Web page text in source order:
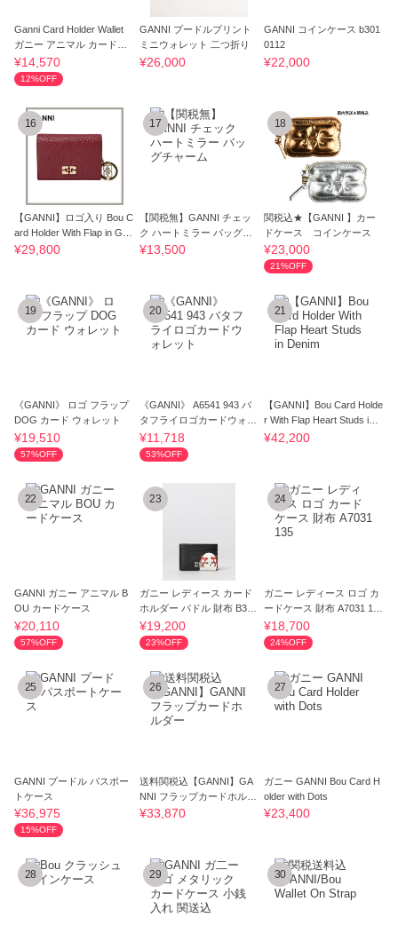
Ganni Card Holder Wallet
ガニー アニマル カードウ
ォレット
¥14,570
12%OFF
GANNI プードルプリント
ミニウォレット 二つ折り
¥26,000
GANNI コインケース b301
0112
¥22,000
16
【GANNI】ロゴ入り Bou C
ard Holder With Flap in Grai
ned Red
¥29,800
17
【関税無】GANNI チェッ
ク ハートミラー バッグチ
ャーム
¥13,500
18
関税込★【GANNI 】カー
ドケース コインケース
¥23,000
21%OFF
19
《GANNI》 ロゴ フラップ
DOG カード ウォレット
¥19,510
57%OFF
20
《GANNI》 A6541 943 バ
タフライロゴカードウォレ
ット
¥11,718
53%OFF
21
【GANNI】Bou Card Holde
r With Flap Heart Studs in
Denim
¥42,200
22
GANNI ガニー アニマル B
OU カードケース
¥20,110
57%OFF
23
ガニー レディース カード
ホルダー パドル 財布 B301
0118 099
¥19,200
23%OFF
24
ガニー レディース ロゴ カ
ードケース 財布 A7031 13
5
¥18,700
24%OFF
25
GANNI プードル パスポー
トケース
¥36,975
15%OFF
26
送料関税込【GANNI】GA
NNI フラップカードホルダ
ー
¥33,870
27
ガニー GANNI Bou Card H
older with Dots
¥23,400
28 29 30